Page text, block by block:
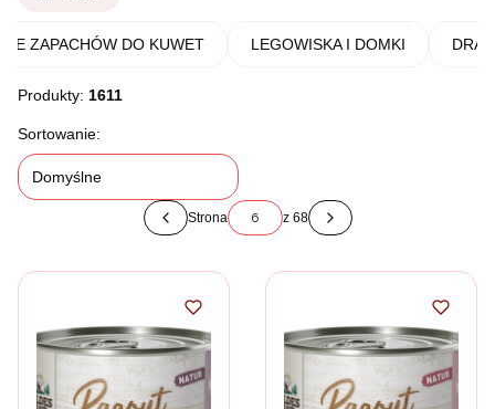
ZAPACHÓW DO KUWET LEGOWISKA I DOMKI
Produkty: 1611
Lista produktów
Sortowanie:
Domyślne
Poprzednie produkty
Strona z 68
Następne produkty